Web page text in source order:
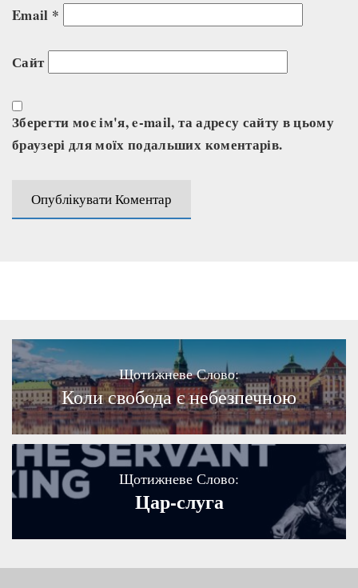
Email *
Сайт
Зберегти моє ім'я, e-mail, та адресу сайту в цьому
браузері для моїх подальших коментарів.
Щотижневе Слово:
Коли свобода є небезпечною
Щотижневе Слово:
Цар-слуга